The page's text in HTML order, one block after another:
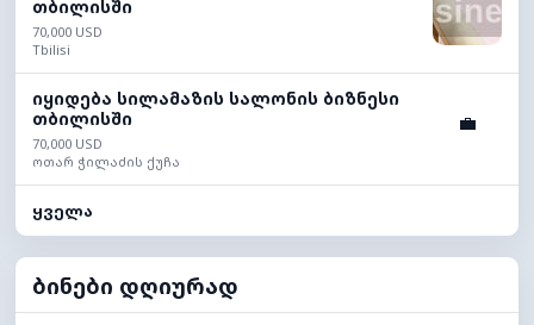
თბილისში
70,000 USD
Tbilisi
იყიდება სილამაზის სალონის ბიზნესი
თბილისში
70,000 USD
ოთარ ჭილაძის ქუჩა
💼
ყველა
ბინები დღიურად